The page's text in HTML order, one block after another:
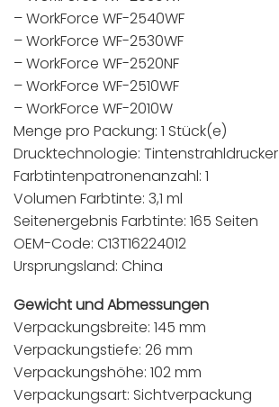
– WorkForce WF-2540WF
– WorkForce WF-2530WF
– WorkForce WF-2520NF
– WorkForce WF-2510WF
– WorkForce WF-2010W
Menge pro Packung: 1 Stück(e)
Drucktechnologie: Tintenstrahldrucker
Farbtintenpatronenanzahl: 1
Volumen Farbtinte: 3,1 ml
Seitenergebnis Farbtinte: 165 Seiten
OEM-Code: C13T16224012
Ursprungsland: China
Gewicht und Abmessungen
Verpackungsbreite: 145 mm
Verpackungstiefe: 26 mm
Verpackungshöhe: 102 mm
Verpackungsart: Sichtverpackung